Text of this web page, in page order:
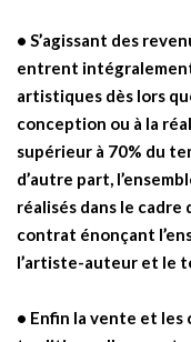
• S’agissant des
entrent
artistiques dès lors
conception ou à la
supérieur à 70% du
d’autre part,
réalisés dans le cadre
contrat énonçant
l’artiste-auteur et le
• Enfin la vente et les